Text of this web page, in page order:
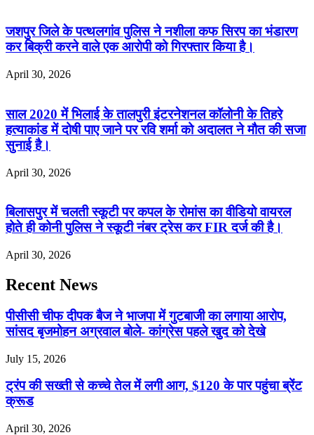
जशपुर जिले के पत्थलगांव पुलिस ने नशीला कफ सिरप का भंडारण
कर बिक्री करने वाले एक आरोपी को गिरफ्तार किया है।
April 30, 2026
साल 2020 में भिलाई के तालपुरी इंटरनेशनल कॉलोनी के तिहरे
हत्याकांड में दोषी पाए जाने पर रवि शर्मा को अदालत ने मौत की सजा
सुनाई है।
April 30, 2026
बिलासपुर में चलती स्कूटी पर कपल के रोमांस का वीडियो वायरल
होते ही कोनी पुलिस ने स्कूटी नंबर ट्रेस कर FIR दर्ज की है।
April 30, 2026
Recent News
पीसीसी चीफ दीपक बैज ने भाजपा में गुटबाजी का लगाया आरोप,
सांसद बृजमोहन अग्रवाल बोले- कांग्रेस पहले खुद को देखे
July 15, 2026
ट्रंप की सख्ती से कच्चे तेल में लगी आग, $120 के पार पहुंचा ब्रेंट
क्रूड
April 30, 2026